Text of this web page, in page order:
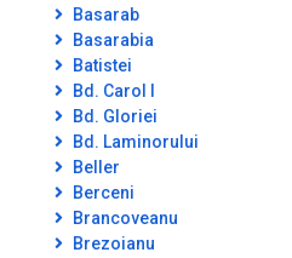
Basarab
Basarabia
Batistei
Bd. Carol I
Bd. Gloriei
Bd. Laminorului
Beller
Berceni
Brancoveanu
Brezoianu